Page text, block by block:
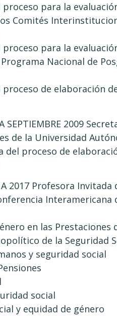
para la
Comités
para la
Nacional de
proceso de elaboración
SEPTIEMBRE 2009
de la Universidad
del proceso de
A 2017 Profesora
en las Prestaciones
de la Seguridad
y seguridad social
social
y equidad de género